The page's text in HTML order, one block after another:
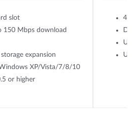
slot
150 Mbps download
expansion
XP/Vista/7/8/10
or higher